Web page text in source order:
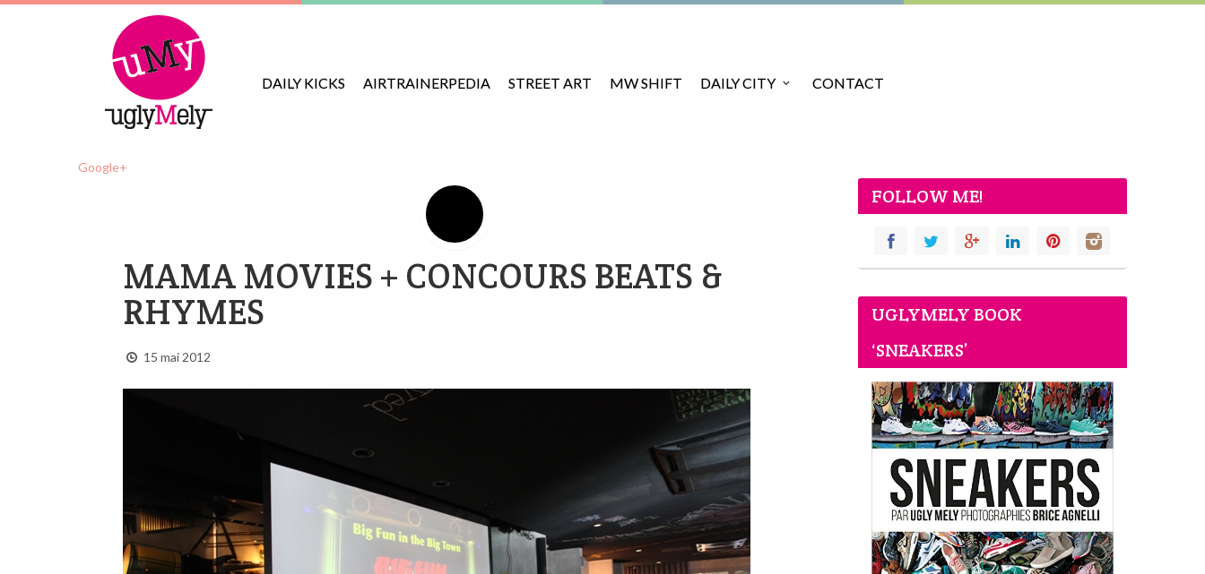
DAILY KICKS AIRTRAINERPEDIA STREET ART MW SHIFT DAILY CITY CONTACT
Google+
MAMA MOVIES + CONCOURS BEATS &
RHYMES
15 mai 2012
FOLLOW ME!
UGLYMELY BOOK
‘SNEAKERS’